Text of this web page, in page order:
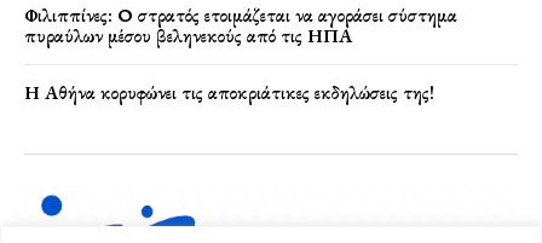
Φιλιππίνες: Ο στρατός ετοιμάζεται να αγοράσει σύστημα
πυραύλων μέσου βεληνεκούς από τις ΗΠΑ
Η Αθήνα κορυφώνει τις αποκριάτικες εκδηλώσεις της!